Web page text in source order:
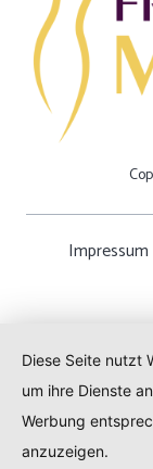
Impressum
Diese Seite nutzt
um ihre Dienste
Werbung
anzuzeigen.